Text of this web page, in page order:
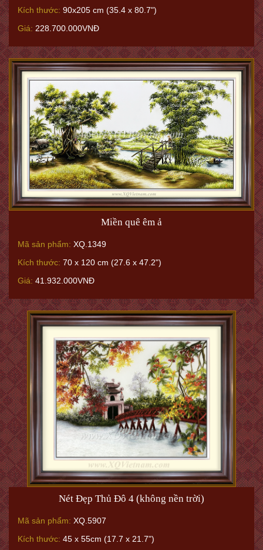
Kích thước: 90x205 cm (35.4 x 80.7")
Giá: 228.700.000VNĐ
Miền quê êm ả
Mã sản phẩm: XQ.1349
Kích thước: 70 x 120 cm (27.6 x 47.2")
Giá: 41.932.000VNĐ
Nét Đẹp Thủ Đô 4 (không nền trời)
Mã sản phẩm: XQ.5907
Kích thước: 45 x 55cm (17.7 x 21.7")